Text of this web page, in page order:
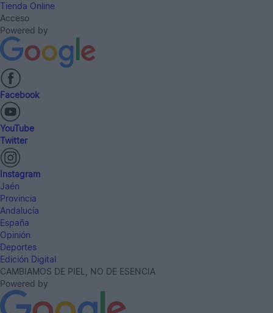
Tienda Online
Acceso
Powered by
Facebook
YouTube
Twitter
Instagram
Jaén
Provincia
Andalucía
España
Opinión
Deportes
Edición Digital
CAMBIAMOS DE PIEL, NO DE ESENCIA
Powered by